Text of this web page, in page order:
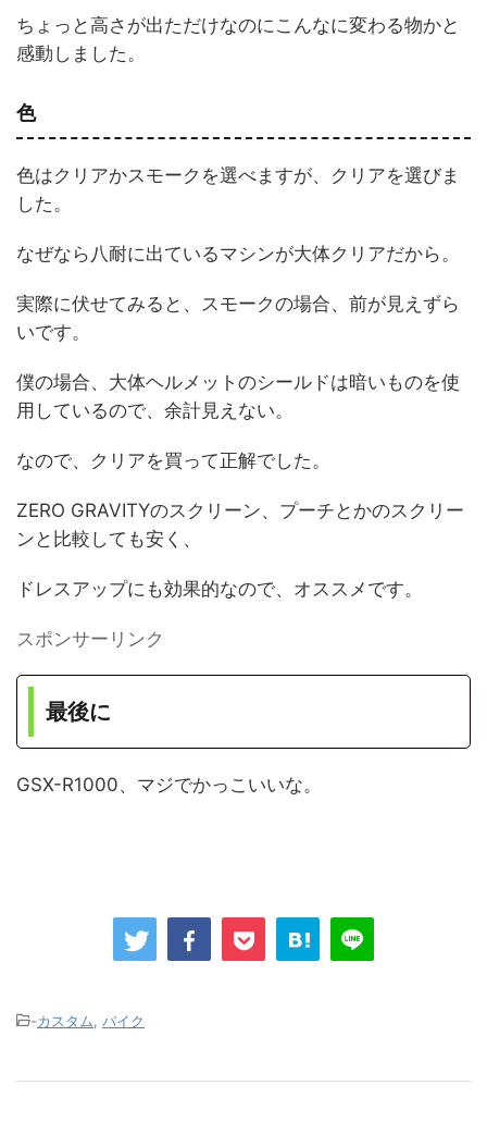
ちょっと高さが出ただけなのにこんなに変わる物かと
感動しました。
色
色はクリアかスモークを選べますが、クリアを選びま
した。
なぜなら八耐に出ているマシンが大体クリアだから。
実際に伏せてみると、スモークの場合、前が見えずら
いです。
僕の場合、大体ヘルメットのシールドは暗いものを使
用しているので、余計見えない。
なので、クリアを買って正解でした。
ZERO GRAVITYのスクリーン、プーチとかのスクリー
ンと比較しても安く、
ドレスアップにも効果的なので、オススメです。
スポンサーリンク
最後に
GSX-R1000、マジでかっこいいな。
-カスタム バイク